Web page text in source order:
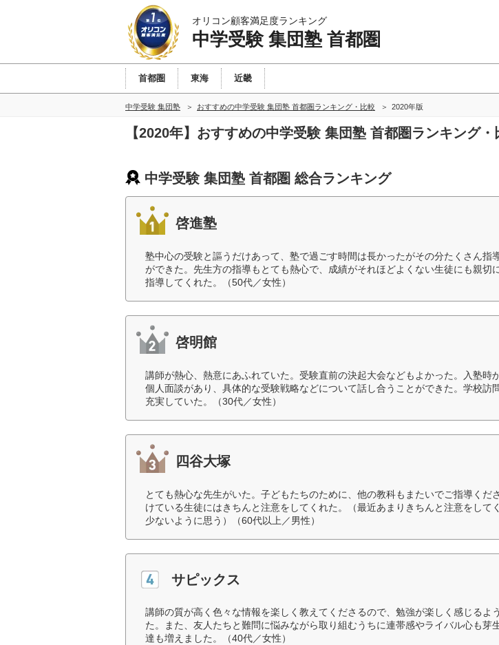
オリコン顧客満足度ランキング
中学受験 集団塾 首都圏
首都圏 東海 近畿
中学受験 集団塾 おすすめの中学受験 集団塾 首都圏ランキング・比較 2020年版
【2020年】おすすめの中学受験 集団塾 首都圏ランキング・
中学受験 集団塾 首都圏 総合ランキング
啓進塾
塾中心の受験と謳うだけあって、塾で過ごす時間は長かったがその分たくさん指
ができた。先生方の指導もとても熱心で、成績がそれほどよくない生徒にも親切
指導してくれた。（50代／女性）
啓明館
講師が熱心、熱意にあふれていた。受験直前の決起大会などもよかった。入塾時
個人面談があり、具体的な受験戦略などについて話し合うことができた。学校訪
充実していた。（30代／女性）
四谷大塚
とても熱心な先生がいた。子どもたちのために、他の教科もまたいでご指導くだ
けている生徒にはきちんと注意をしてくれた。（最近あまりきちんと注意をして
少ないように思う）（60代以上／男性）
サピックス
講師の質が高く色々な情報を楽しく教えてくださるので、勉強が楽しく感じるよ
た。また、友人たちと難問に悩みながら取り組むうちに連帯感やライバル心も芽
達も増えました。（40代／女性）